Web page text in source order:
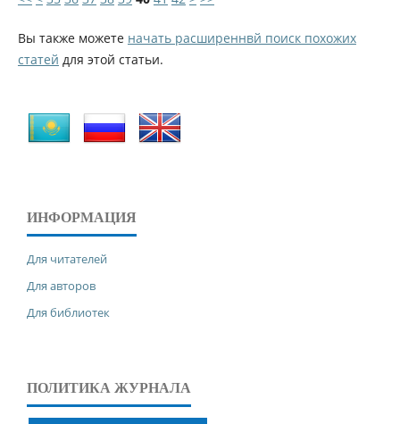
Вы также можете начать расширеннвй поиск похожих
статей для этой статьи.
ИНФОРМАЦИЯ
Для читателей
Для авторов
Для библиотек
ПОЛИТИКА ЖУРНАЛА